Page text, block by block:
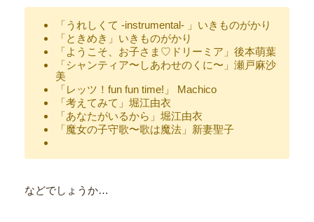
「うれしくて -instrumental- 」いきものがかり
「ときめき」いきものがかり
「ようこそ、お子さま♡ドリーミア」後本萌葉
「シャンティア〜しあわせのくに〜」瀬戸麻沙
美
「レッツ！fun fun time!」 Machico
「考えてみて」堀江由衣
「あなたがいるから」堀江由衣
「魔女の子守歌〜歌は魔法」新妻聖子
などでしょうか…